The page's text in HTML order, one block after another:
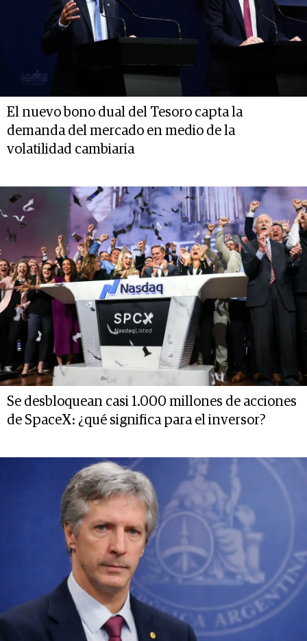
El nuevo bono dual del Tesoro capta la
demanda del mercado en medio de la
volatilidad cambiaria
Se desbloquean casi 1.000 millones de acciones
de SpaceX: ¿qué significa para el inversor?